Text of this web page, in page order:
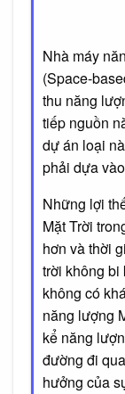
Nhà máy
(Space-
thu năng
tiếp nguồn
dự án loại
phải dựa
Những lợi
Mặt Trời
hơn và thời
trời không bi
không có
năng lượng
kể năng
đường đi
hưởng của